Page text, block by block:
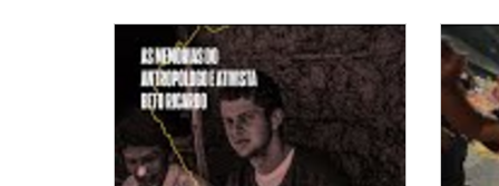
Área de Levantamento